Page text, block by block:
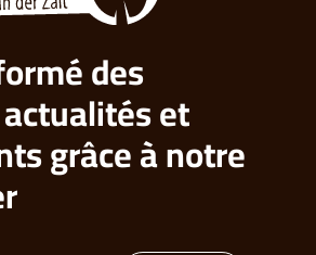
des
et
grâce à notre